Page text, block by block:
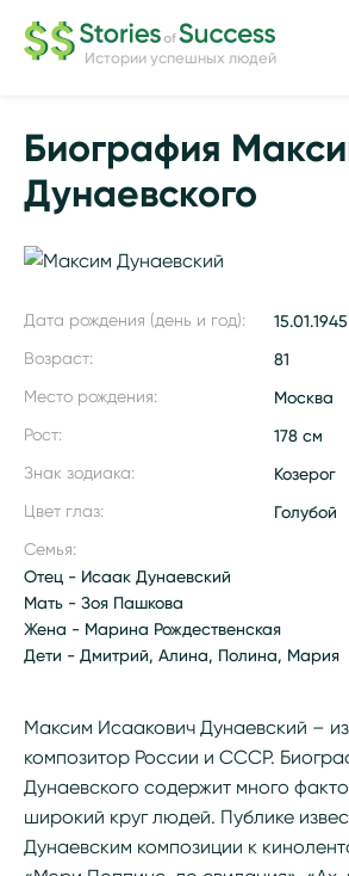
Истории успешных людей
Биография
Дунаевского
Дата рождения (день и год): 15.01.1945
Возраст: 81
Место рождения: Москва
Рост: 178 см
Знак зодиака: Козерог
Цвет глаз: Голубой
Семья:
Отец - Исаак Дунаевский
Мать - Зоя Пашкова
Жена - Марина Рождественская
Дети - Дмитрий, Алина, Полина, Мария
Максим Исаакович Дунаевский –
композитор России и СССР.
Дунаевского содержит много
широкий круг людей. Публике
Дунаевским композиции к